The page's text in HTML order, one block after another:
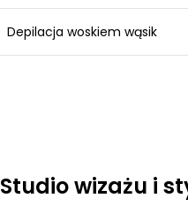
Depilacja woskiem wąsik
Studio wizażu i